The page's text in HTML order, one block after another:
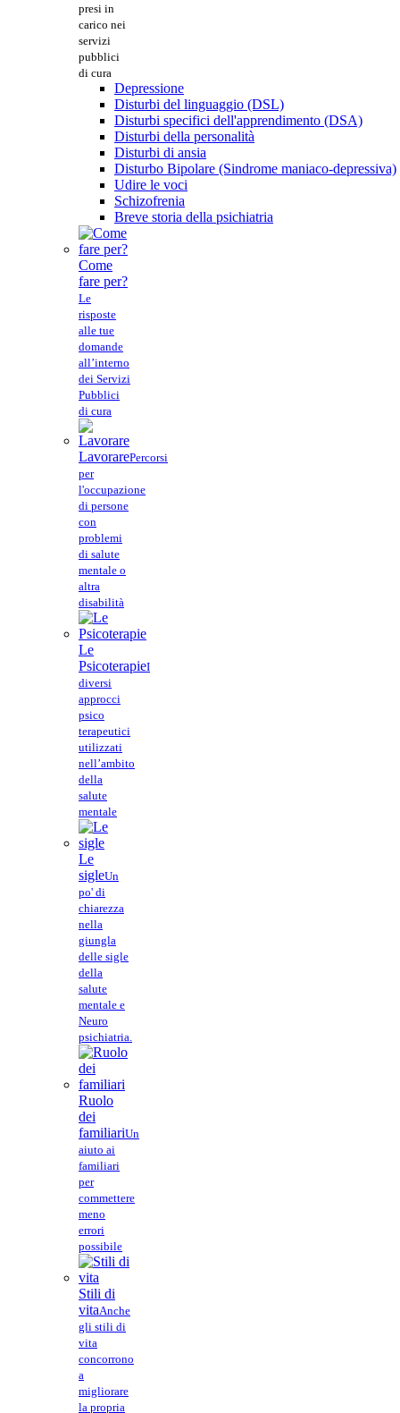
presi in
carico nei
servizi
pubblici
di cura
Depressione
Disturbi del linguaggio (DSL)
Disturbi specifici dell'apprendimento (DSA)
Disturbi della personalità
Disturbi di ansia
Disturbo Bipolare (Sindrome maniaco-depressiva)
Udire le voci
Schizofrenia
Breve storia della psichiatria
Come
fare per?
Le
risposte
alle tue
domande
all’interno
dei Servizi
Pubblici
di cura
LavorarePercorsi
per
l'occupazione
di persone
con
problemi
di salute
mentale o
altra
disabilità
Le
PsicoterapieI
diversi
approcci
psico
terapeutici
utilizzati
nell’ambito
della
salute
mentale
Le
sigleUn
po' di
chiarezza
nella
giungla
delle sigle
della
salute
mentale e
Neuro
psichiatria.
Ruolo
dei
familiariUn
aiuto ai
familiari
per
commettere
meno
errori
possibile
Stili di
vitaAnche
gli stili di
vita
concorrono
a
migliorare
la propria